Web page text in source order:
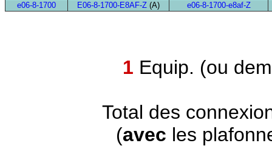
e06-8-1700 E06-8-1700-E8AF-Z (A) e06-8-1700-e8af-Z
1 Equip. (ou
Total des
(avec les